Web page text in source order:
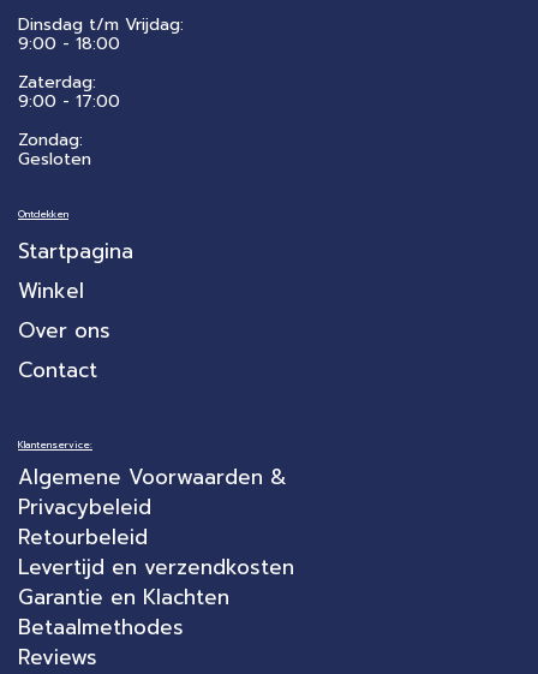
Dinsdag t/m Vrijdag:
9:00 - 18:00
Zaterdag:
​9:00 - 17:00
Zondag:
Gesloten
Ontdekken
Startpagina
Winkel
Over ons
Contact
Klantenservice:
Algemene Voorwaarden &
Privacybeleid
Retourbeleid
Levertijd en verzendkosten
Garantie en Klachten
Betaalmethodes
Reviews